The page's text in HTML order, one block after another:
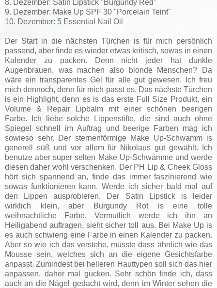
8. Dezember: Satin Lipstick "Burgundy Red"
9. Dezember: Make Up SPF 30 "Porcelain Teint"
10. Dezember: 5 Essential Nail Oil
Der Start in die nächsten Türchen is für mich persönlich
passend, aber finde es wieder etwas kritisch, sowas in einen
Kalender zu packen. Denn nicht jeder hat dunkle
Augenbrauen, was machen also blonde Menschen? Da
wäre ein transparentes Gel für alle gut gewesen. Ich freu
mich dennoch, denn für mich passt es. Das nächste Türchen
is ein Highlight, denn es is das erste Full Size Produkt, ein
Volume & Repair Lipbalm mit einer schönen beerigen
Farbe. Ich liebe solche Lippenstifte, die sind auch ohne
Spiegel schnell im Auftrag und beerige Farben mag ich
sowieso sehr. Der sternenförmige Make Up-Schwamm is
generell süß und vor allem für Nikolaus gut gewählt. Ich
benutze aber super selten Make Up-Schwämme und werde
diesen daher wohl verschenken. Der PH Lip & Cheek Gloss
hört sich spannend an, finde das immer faszinierend wie
sowas funktionieren kann. Werde ich sicher bald mal auf
den Lippen ausprobieren. Der Satin Lipstick is leider
wirklich klein, aber Burgundy Rot is eine tolle
weihnachtliche Farbe. Vermutlich werde ich ihn an
Heiligabend auftragen, sieht sicher toll aus. Bei Make Up is
es auch schwierig eine Farbe in einen Kalender zu packen.
Aber so wie ich das verstehe, müsste dass ähnlich wie das
Mousse sein, welches sich an die eigene Gesichtsfarbe
anpasst. Zumindest bei helleren Hauttypen soll sich das hier
anpassen, daher mal gucken. Sehr schön finde ich, dass
auch an die Nägel gedacht wird, denn im Winter sehen die